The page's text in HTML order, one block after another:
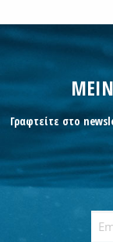
Γραφτείτε στο